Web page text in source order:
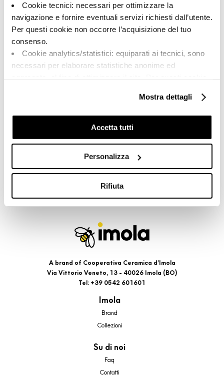
Cookie tecnici: necessari per ottimizzare la
navigazione e fornire eventuali servizi richiesti dall’utente.
Per questi cookie non occorre l’acquisizione del tuo
consenso.
Cookie analytics/statistici: equiparati ai tecnici, sono
necessari per elaborare statistiche anonime ed
Cookie di profilazione/marketing: sono utilizzati, solo
previo tuo consenso, per esaminare le tue abitudini di
navigazione e mostrarti quindi avvisi pubblicitari mirati, in
linea con le tue preferenze.
cookie di profilazione, selezionando uno dei bottoni sotto
riportati. Puoi avere maggiori dettagli visionando
l’Informativa estesa cookie. La chiusura del presente
banner comporterà il permanere dei soli cookie tecnici ed
comunque modificare le tue scelte in qualsiasi momento,
accedendo al link presente nel footer.
Mostra dettagli
Accetta tutti
Personalizza
Rifiuta
Nocciola
Tipologia:
Fondo
Formato:
naturale
Aspetto superficiale:
opaco
Stonalizzazione:
Share:
A brand of Cooperativa Ceramica d’Imola
Via Vittorio Veneto, 13 - 40026 Imola (BO)
Tel: +39 0542 601601
Imola
Brand
Collezioni
Su di noi
Faq
Contatti